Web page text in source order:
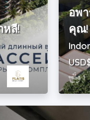
หลี!
อพ
คุณ!
1